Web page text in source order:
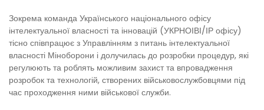
Зокрема команда Українського національного офісу
інтелектуальної власності та інновацій (УКРНОІВІ/ІР офісу)
тісно співпрацює з Управлінням з питань інтелектуальної
власності Міноборони і долучилась до розробки процедур, які
регулюють та роблять можливим захист та впровадження
розробок та технологій, створених військовослужбовцями під
час проходження ними військової служби.